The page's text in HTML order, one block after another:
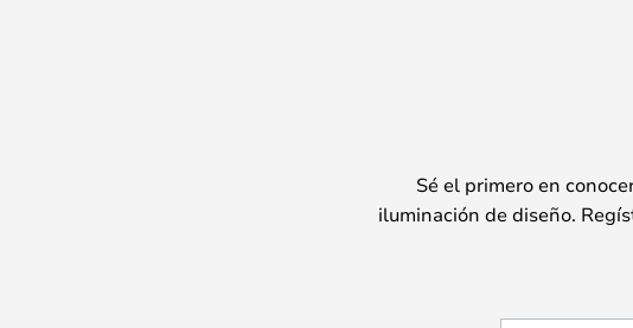
Sé el primero en
iluminación de diseño.